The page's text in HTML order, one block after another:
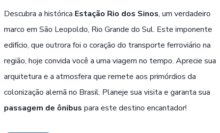
Descubra a histórica Estação Rio dos Sinos, um verdadeiro
marco em São Leopoldo, Rio Grande do Sul. Este imponente
edifício, que outrora foi o coração do transporte ferroviário na
região, hoje convida você a uma viagem no tempo. Aprecie sua
arquitetura e a atmosfera que remete aos primórdios da
colonização alemã no Brasil. Planeje sua visita e garanta sua
passagem de ônibus para este destino encantador!